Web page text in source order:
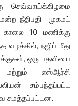
செவ்வாய்க்கிழமை
நீதிபதி முகமட்
காலை 10 மணிக்கு
வழக்கில், நஜிப் மீது
ஒரு பதவியை
மற்றும் எஸ்ஆர்சி
சம்பந்தப்பட்ட
சுமத்தப்பட்டன.